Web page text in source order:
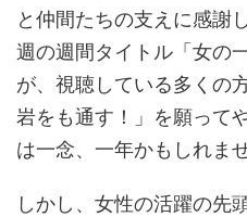
と仲間たちの支えに感謝
週の週間タイトル「女の
が、視聴している多くの
岩をも通す！」を願って
は一念、一年かもしれま
しかし、女性の活躍の先